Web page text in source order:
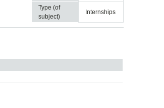
Type (of
subject)
internships